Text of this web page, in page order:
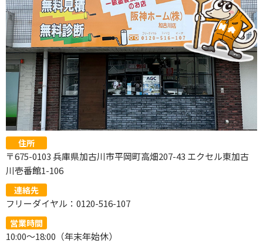
住所
〒675-0103 兵庫県加古川市平岡町高畑207-43 エクセル東加古
川壱番館1-106
連絡先
フリーダイヤル：0120-516-107
営業時間
10:00～18:00（年末年始休）